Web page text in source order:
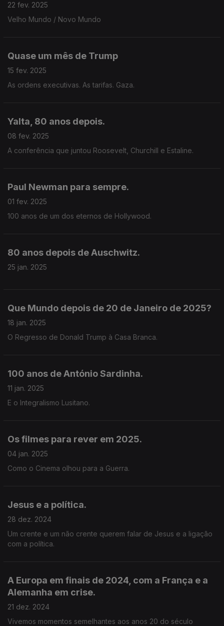
22 fev. 2025
Velho Mundo / Novo Mundo
Quase um mês de Trump
15 fev. 2025
As ordens executivas. As tarifas. Gaza.
Yalta, 80 anos depois.
08 fev. 2025
A conferência que juntou Roosevelt, Churchill e Estaline.
Paul Newman para sempre.
01 fev. 2025
100 anos de um dos eternos de Hollywood.
80 anos depois de Auschwitz.
25 jan. 2025
Que Mundo depois de 20 de Janeiro de 2025?
18 jan. 2025
O Regresso de Donald Trump à Casa Branca.
100 anos de António Sardinha.
11 jan. 2025
E o Integralismo Lusitano.
Os filmes para rever em 2025.
04 jan. 2025
Como o Cinema olhou para a Guerra.
Jesus e a política.
28 dez. 2024
Um crente e um não crente querem falar de Jesus e a ligação
com a política.
A Europa em finais de 2024, com a França e a
Alemanha em crise.
21 dez. 2024
Vivemos momentos semelhantes aos anos 20 do século